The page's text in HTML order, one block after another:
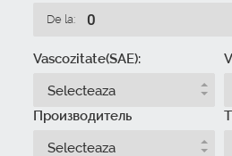
De la:
Vascozitate(SAE):
Selecteaza
Производитель
Selecteaza